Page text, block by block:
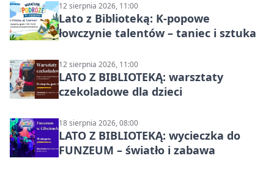
12 sierpnia 2026, 11:00
Lato z Biblioteką: K-popowe
łowczynie talentów – taniec i sztuka
12 sierpnia 2026, 11:00
LATO Z BIBLIOTEKĄ: warsztaty
czekoladowe dla dzieci
18 sierpnia 2026, 08:00
LATO Z BIBLIOTEKĄ: wycieczka do
FUNZEUM – światło i zabawa